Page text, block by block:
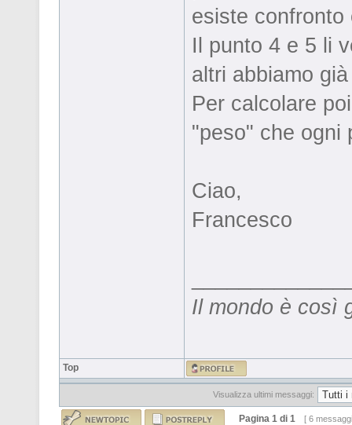
esiste confronto
Il punto 4 e 5 li
altri abbiamo
Per calcolare
"peso" che ogni
Ciao,
Francesco
Il mondo è così
Top
Visualizza ultimi messaggi:
Pagina 1 di 1 [ 6